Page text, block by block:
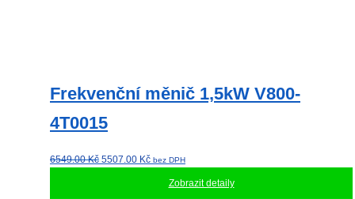
Frekvenční měnič 1,5kW V800-
4T0015
6549.00Kč Původní
5507.00 KčAktuální
bez DPH
Zobrazit detaily